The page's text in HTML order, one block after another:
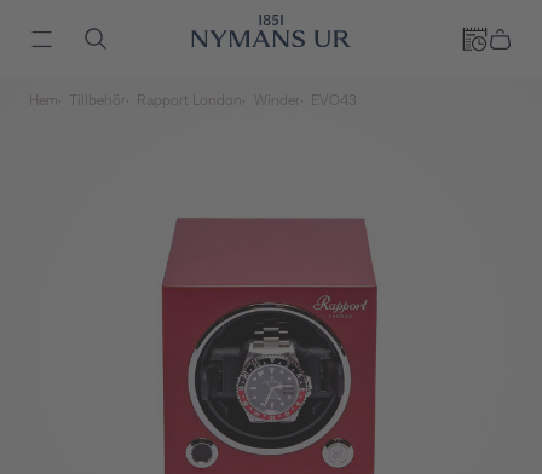
Hem Tillbehör Rapport London Winder EVO43